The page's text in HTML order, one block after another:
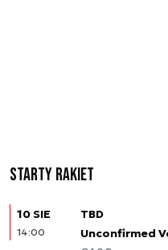
Starty rakiet
10 SIE
14:00
TBD
Unconfirmed